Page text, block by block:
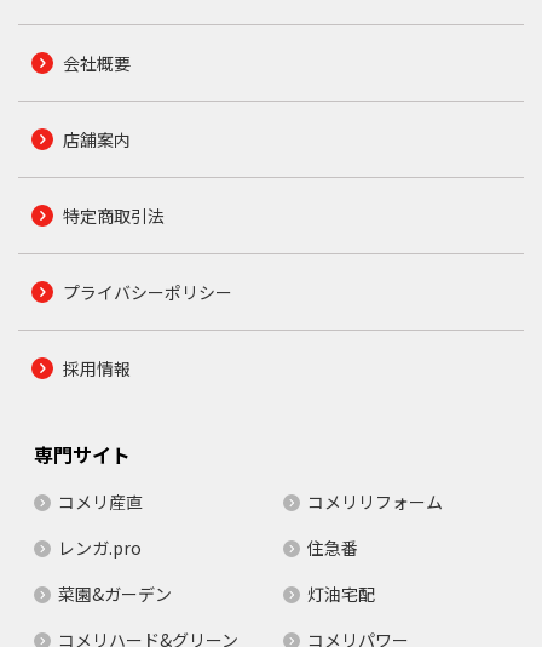
会社概要
店舗案内
特定商取引法
プライバシーポリシー
採用情報
専門サイト
コメリ産直
コメリリフォーム
レンガ.pro
住急番
菜園&ガーデン
灯油宅配
コメリハード&グリーン
コメリパワー